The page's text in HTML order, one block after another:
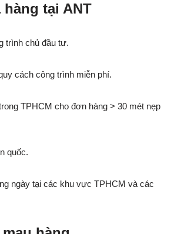
tại ANT
trình chủ đầu tư.
cách công trình miễn phí.
TPHCM cho đơn hàng > 30 mét nẹp
quốc.
ngày tại các khu vực TPHCM và các